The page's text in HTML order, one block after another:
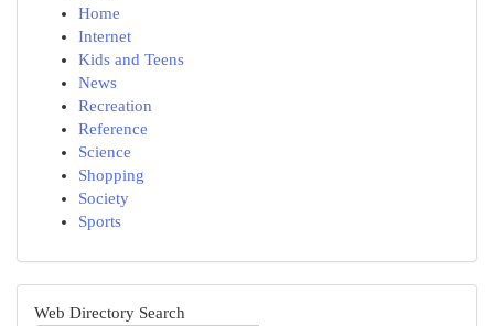
Home
Internet
Kids and Teens
News
Recreation
Reference
Science
Shopping
Society
Sports
Web Directory Search